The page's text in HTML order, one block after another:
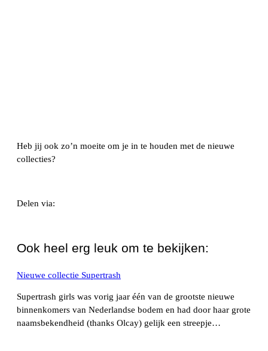
Heb jij ook zo’n moeite om je in te houden met de nieuwe
collecties?
Delen via:
Ook heel erg leuk om te bekijken:
Nieuwe collectie Supertrash
Supertrash girls was vorig jaar één van de grootste nieuwe
binnenkomers van Nederlandse bodem en had door haar grote
naamsbekendheid (thanks Olcay) gelijk een streepje…